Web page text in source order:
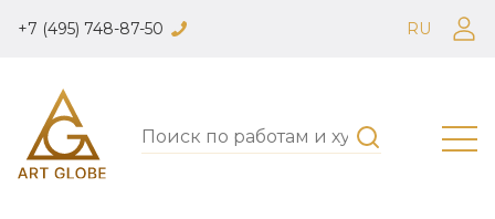
+7 (495) 748-87-50 RU